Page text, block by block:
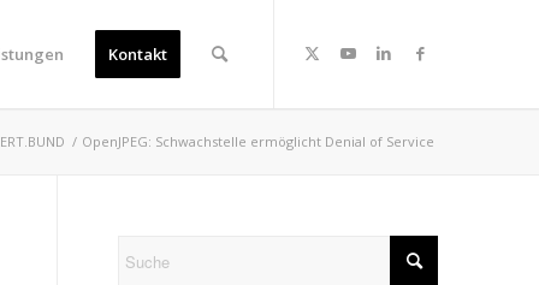
Kontakt
/ OpenJPEG: Schwachstelle ermöglicht Denial of Service